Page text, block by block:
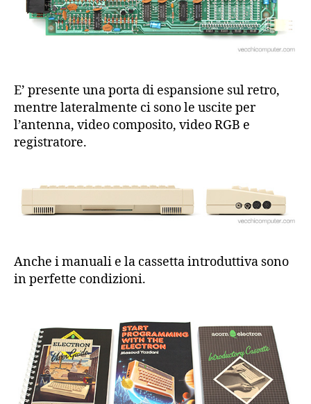
E’ presente una porta di espansione sul retro,
mentre lateralmente ci sono le uscite per
l’antenna, video composito, video RGB e
registratore.
Anche i manuali e la cassetta introduttiva sono
in perfette condizioni.